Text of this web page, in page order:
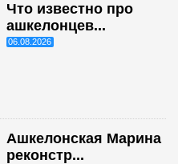
Что известно про
ашкелонцев...
06.08.2026
Ашкелонская Марина
реконстр...